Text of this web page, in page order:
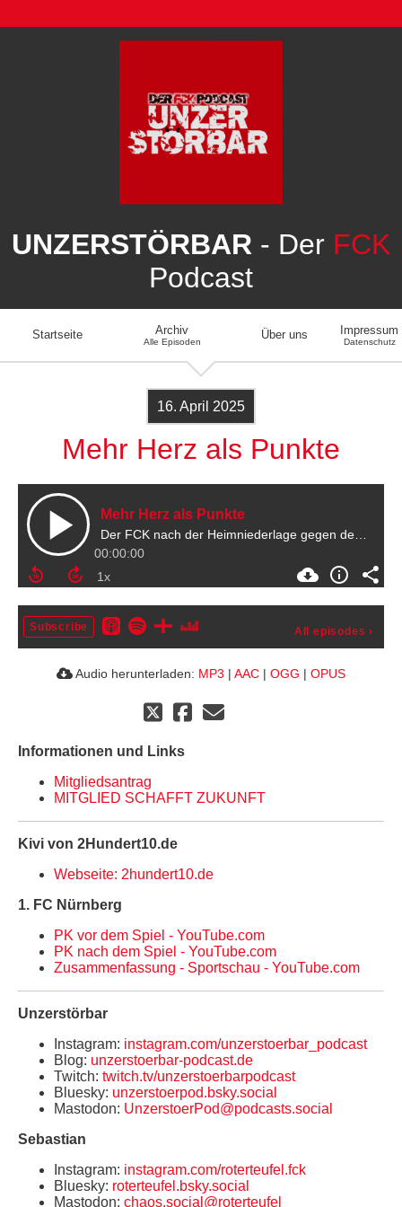
UNZERSTÖRBAR - Der FCK
Podcast
Startseite Archiv
Alle Episoden
Über uns Impressum
Datenschutz
16. April 2025
Mehr Herz als Punkte
Mehr Herz als Punkte
00:00:00
Subscribe All episodes ›
Audio herunterladen: MP3 | AAC | OGG | OPUS
Informationen und Links
Mitgliedsantrag
MITGLIED SCHAFFT ZUKUNFT
Kivi von 2Hundert10.de
Webseite: 2hundert10.de
1. FC Nürnberg
PK vor dem Spiel - YouTube.com
PK nach dem Spiel - YouTube.com
Zusammenfassung - Sportschau - YouTube.com
Unzerstörbar
Instagram: instagram.com/unzerstoerbar_podcast
Blog: unzerstoerbar-podcast.de
Twitch: twitch.tv/unzerstoerbarpodcast
Bluesky: unzerstoerpod.bsky.social
Mastodon: UnzerstoerPod@podcasts.social
Sebastian
Instagram: instagram.com/roterteufel.fck
Bluesky: roterteufel.bsky.social
Mastodon: chaos.social@roterteufel